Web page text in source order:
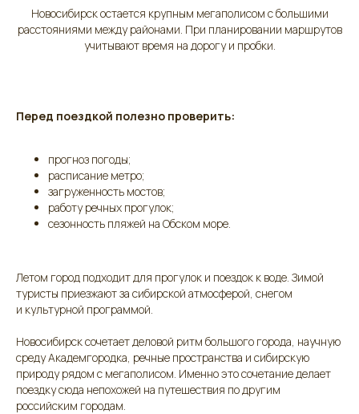
Новосибирск остается крупным мегаполисом с большими
расстояниями между районами. При планировании маршрутов
учитывают время на дорогу и пробки.
Перед поездкой полезно проверить:
прогноз погоды;
расписание метро;
загруженность мостов;
работу речных прогулок;
сезонность пляжей на Обском море.
Летом город подходит для прогулок и поездок к воде. Зимой
туристы приезжают за сибирской атмосферой, снегом
и культурной программой.
Новосибирск сочетает деловой ритм большого города, научную
среду Академгородка, речные пространства и сибирскую
природу рядом с мегаполисом. Именно это сочетание делает
поездку сюда непохожей на путешествия по другим
российским городам.